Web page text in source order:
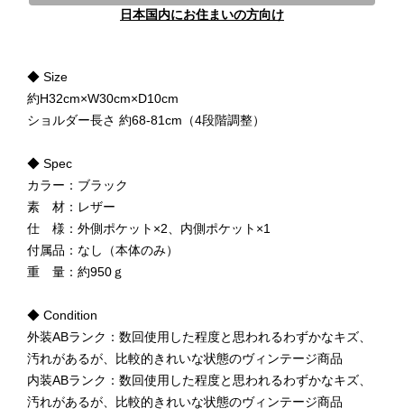
日本国内にお住まいの方向け
◆ Size
約H32cm×W30cm×D10cm
ショルダー長さ 約68-81cm（4段階調整）
◆ Spec
カラー：ブラック
素 材：レザー
仕 様：外側ポケット×2、内側ポケット×1
付属品：なし（本体のみ）
重 量：約950ｇ
◆ Condition
外装ABランク：数回使用した程度と思われるわずかなキズ、
汚れがあるが、比較的きれいな状態のヴィンテージ商品
内装ABランク：数回使用した程度と思われるわずかなキズ、
汚れがあるが、比較的きれいな状態のヴィンテージ商品